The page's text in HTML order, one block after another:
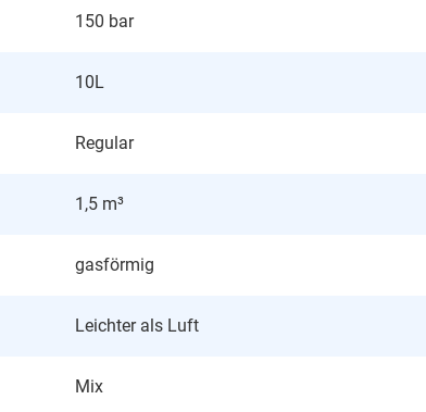
150 bar
10L
Regular
1,5 m³
gasförmig
Leichter als Luft
Mix